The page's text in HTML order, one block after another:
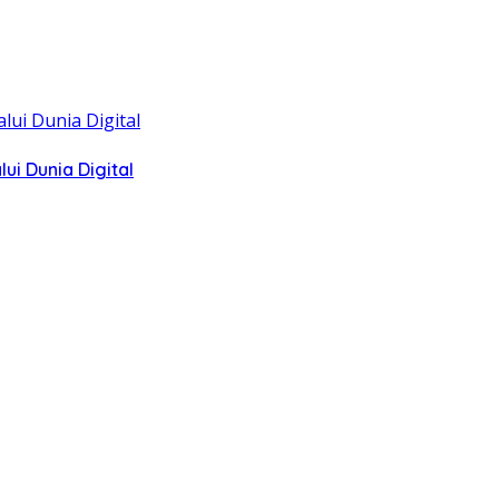
Dunia Digital